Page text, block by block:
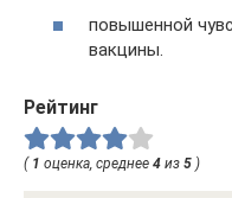
повышенной
вакцины.
Рейтинг
( 1 оценка, среднее 4 из 5 )